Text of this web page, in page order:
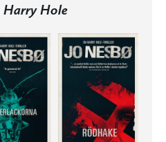
Harry Hole